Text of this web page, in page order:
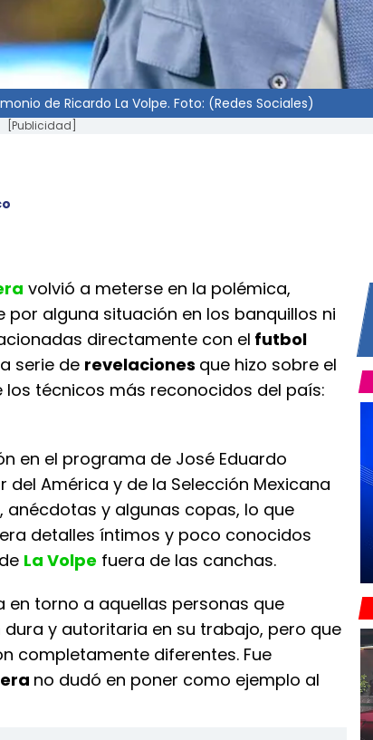
de Ricardo La Volpe. Foto: (Redes Sociales)
[Publicidad]
volvió a meterse en la polémica,
por alguna situación en los banquillos ni
directamente con el futbol
serie de revelaciones que hizo sobre el
los técnicos más reconocidos del país:
en el programa de José Eduardo
del América y de la Selección Mexicana
anécdotas y algunas copas, lo que
detalles íntimos y poco conocidos
La Volpe fuera de las canchas.
en torno a aquellas personas que
y autoritaria en su trabajo, pero que
completamente diferentes. Fue
no dudó en poner como ejemplo al